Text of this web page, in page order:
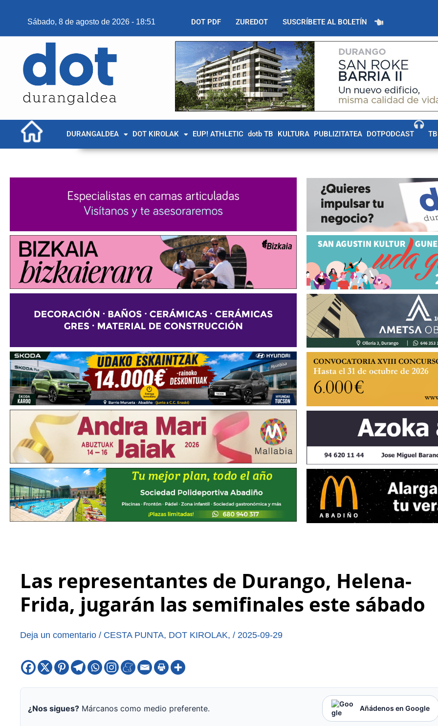
Sábado, 8 de agosto de 2026 - 18:51 DOT PDF ZUREDOT SUSCRÍBETE AL BOLETÍN
DURANGALDEA DOT KIROLAK EUP! ATHLETIC dotb TB KULTURA PUBLIZITATEA DOTPODCAST
Las representantes de Durango, Helena-
Frida, jugarán las semifinales este sábado
Deja un comentario / CESTA PUNTA, DOT KIROLAK, / 2025-09-29
¿Nos sigues?Márcanos como medio preferente. Añádenos en Google